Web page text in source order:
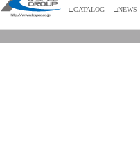
□CATALOG □NEWS